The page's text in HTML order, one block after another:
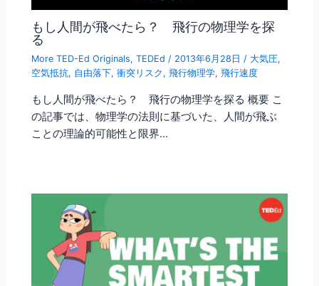
もし人間が飛べたら？ 飛行の物理学を探
る
More TED-Ed Originals,TEDEd / 2013年6月28日/ 大気圧,
空気抵抗, 自由落下,衝突リスク ,飛行物理学,飛行速度
もし人間が飛べたら？ 飛行の物理学を探る 概要 こ
の記事では、物理学の法則に基づいた、人間が飛ぶ
ことの理論的可能性と限界…